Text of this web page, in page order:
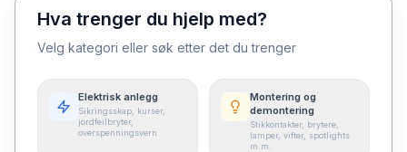
Hva trenger du hjelp med?
Velg kategori eller søk etter det du trenger
Elektrisk anlegg
Sikringsskap, kurser,
jordfeilbryter,
overspenningsvern
Montering og
demontering
Stikkontakter, brytere,
lamper, vifter, spotlights
m.m.